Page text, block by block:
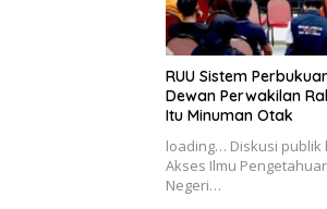
RUU Sistem
Dewan Perwakilan
Itu Minuman Otak
loading… Diskusi
Akses Ilmu
Negeri…